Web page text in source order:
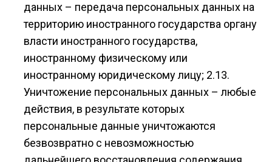
данных – передача персональных данных на
территорию иностранного государства органу
власти иностранного государства,
иностранному физическому или
иностранному юридическому лицу; 2.13.
Уничтожение персональных данных – любые
действия, в результате которых
персональные данные уничтожаются
безвозвратно с невозможностью